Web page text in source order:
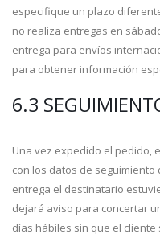
especifique un plazo
no realiza entregas en
entrega para envíos
para obtener información
6.3
Una vez expedido el pedido,
con los datos de seguimiento
entrega el destinatario
dejará aviso para concertar
días hábiles sin que el